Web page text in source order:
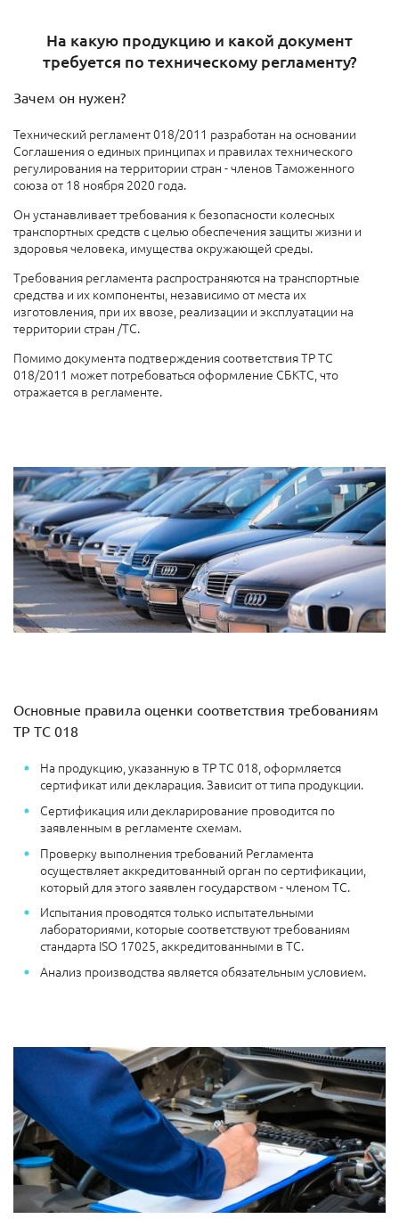
На какую продукцию и какой документ
требуется по техническому регламенту?
Зачем он нужен?
Технический регламент 018/2011 разработан на основании
Соглашения о единых принципах и правилах технического
регулирования на территории стран - членов Таможенного
союза от 18 ноября 2020 года.
Он устанавливает требования к безопасности колесных
транспортных средств с целью обеспечения защиты жизни и
здоровья человека, имущества окружающей среды.
Требования регламента распространяются на транспортные
средства и их компоненты, независимо от места их
изготовления, при их ввозе, реализации и эксплуатации на
территории стран /ТС.
Помимо документа подтверждения соответствия ТР ТС
018/2011 может потребоваться оформление СБКТС, что
отражается в регламенте.
Основные правила оценки соответствия требованиям
ТР ТС 018
На продукцию, указанную в ТР ТС 018, оформляется
сертификат или декларация. Зависит от типа продукции.
Сертификация или декларирование проводится по
заявленным в регламенте схемам.
Проверку выполнения требований Регламента
осуществляет аккредитованный орган по сертификации,
который для этого заявлен государством - членом ТС.
Испытания проводятся только испытательными
лабораториями, которые соответствуют требованиям
стандарта ISO 17025, аккредитованными в ТС.
Анализ производства является обязательным условием.